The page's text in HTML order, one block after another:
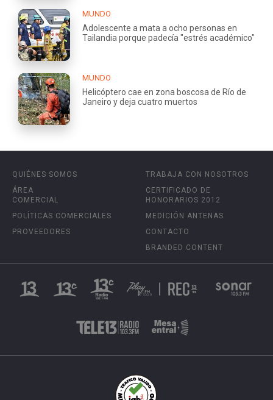
MUNDO
Adolescente a mata a ocho personas en
Tailandia porque padecía "estrés académico"
MUNDO
Helicóptero cae en zona boscosa de Río de
Janeiro y deja cuatro muertos
QUIÉNES SOMOS
ÁREA
COMERCIAL
POLÍTICAS COMERCIALES
PROVEEDORES
TRABAJA CON NOSOTROS
CERTIFICADO DE
HONORARIOS 2012
MEDICIÓN ANTENAS
CONTACTO
BRANDED CONTENT